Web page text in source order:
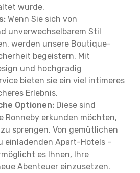
wurde.
Wenn Sie sich von
unverwechselbarem Stil
werden unsere Boutique-
begeistern. Mit
und hochgradig
bieten sie ein viel intimeres
Erlebnis.
Optionen: Diese sind
Ronneby erkunden möchten,
sprengen. Von gemütlichen
einladenden Apart-Hotels –
es Ihnen, Ihre
Abenteuer einzusetzen.